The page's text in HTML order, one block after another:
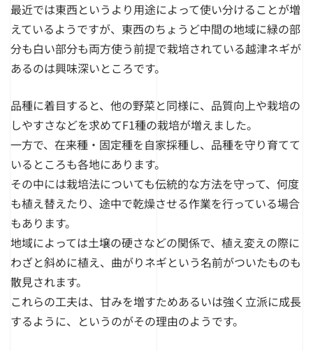
最近では東西というより用途によって使い分けることが増
えているようですが、東西のちょうど中間の地域に緑の部
分も白い部分も両方使う前提で栽培されている越津ネギが
あるのは興味深いところです。
品種に着目すると、他の野菜と同様に、品質向上や栽培の
しやすさなどを求めてF1種の栽培が増えました。
一方で、在来種・固定種を自家採種し、品種を守り育てて
いるところも各地にあります。
その中には栽培法についても伝統的な方法を守って、何度
も植え替えたり、途中で乾燥させる作業を行っている場合
もあります。
地域によっては土壌の硬さなどの関係で、植え変えの際に
わざと斜めに植え、曲がりネギという名前がついたものも
散見されます。
これらの工夫は、甘みを増すためあるいは強く立派に成長
するように、というのがその理由のようです。